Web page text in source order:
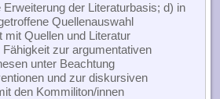
der Literaturbasis; d) in
Quellenauswahl
mit Quellen und Literatur
zur argumentativen
unter Beachtung
und zur diskursiven
den Kommiliton/innen